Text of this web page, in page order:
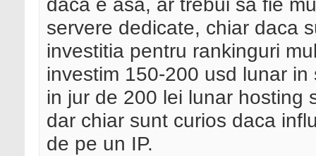
servere dedicate, chiar daca
investitia pentru rankinguri
investim 150-200 usd lunar
in jur de 200 lei lunar hosting
dar chiar sunt curios daca
de pe un IP.